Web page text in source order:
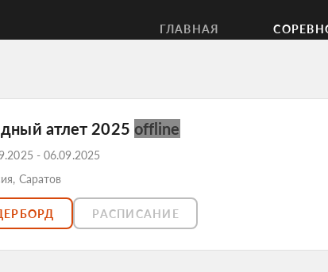
ГЛАВНАЯ
атлет 2025 offline
- 06.09.2025
Саратов
РАСПИСАНИЕ